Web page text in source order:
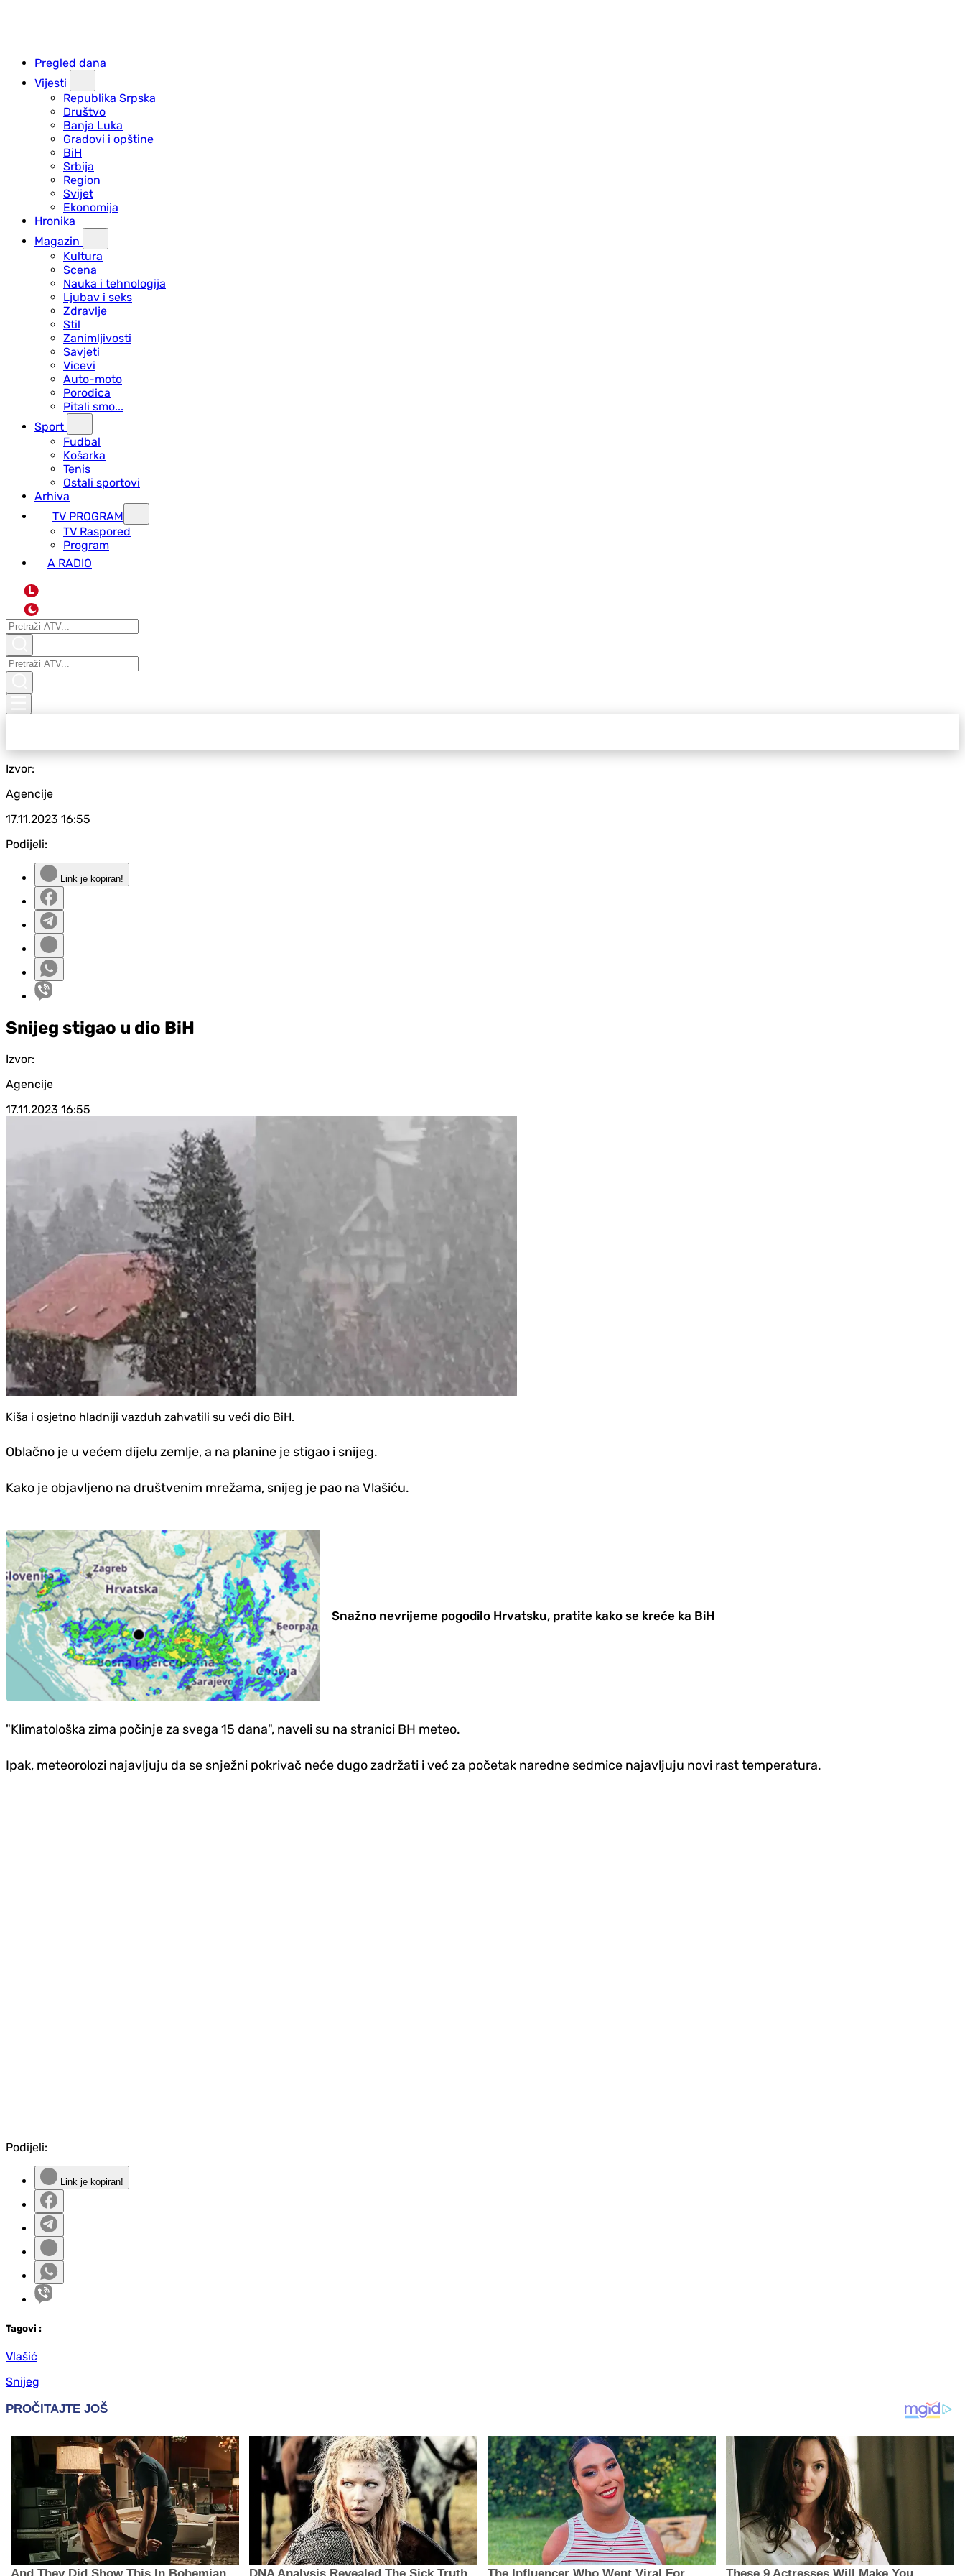
Pregled dana
Vijesti
Republika Srpska
Društvo
Banja Luka
Gradovi i opštine
BiH
Srbija
Region
Svijet
Ekonomija
Hronika
Magazin
Kultura
Scena
Nauka i tehnologija
Ljubav i seks
Zdravlje
Stil
Zanimljivosti
Savjeti
Vicevi
Auto-moto
Porodica
Pitali smo...
Sport
Fudbal
Košarka
Tenis
Ostali sportovi
Arhiva
TV PROGRAM
ТV Raspored
Program
A RADIO
L
Izvor:
Agencije
17.11.2023 16:55
Podijeli:
Link je kopiran!
Snijeg stigao u dio BiH
Izvor:
Agencije
17.11.2023 16:55
Kiša i osjetno hladniji vazduh zahvatili su veći dio BiH.
Oblačno je u većem dijelu zemlje, a na planine je stigao i snijeg.
Kako je objavljeno na društvenim mrežama, snijeg je pao na Vlašiću.
Snažno nevrijeme pogodilo Hrvatsku, pratite kako se kreće ka BiH
"Klimatološka zima počinje za svega 15 dana", naveli su na stranici BH meteo.
Ipak, meteorolozi najavljuju da se snježni pokrivač neće dugo zadržati i već za početak naredne sedmice najavljuju novi rast temperatura.
Podijeli:
Link je kopiran!
Tagovi :
Vlašić
Snijeg